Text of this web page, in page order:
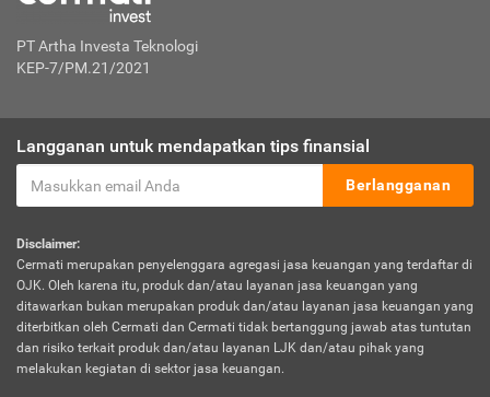
PT Artha Investa Teknologi
KEP-7/PM.21/2021
Langganan untuk mendapatkan tips finansial
Berlangganan
Disclaimer:
Cermati merupakan penyelenggara agregasi jasa keuangan yang terdaftar di
OJK. Oleh karena itu, produk dan/atau layanan jasa keuangan yang
ditawarkan bukan merupakan produk dan/atau layanan jasa keuangan yang
diterbitkan oleh Cermati dan Cermati tidak bertanggung jawab atas tuntutan
dan risiko terkait produk dan/atau layanan LJK dan/atau pihak yang
melakukan kegiatan di sektor jasa keuangan.